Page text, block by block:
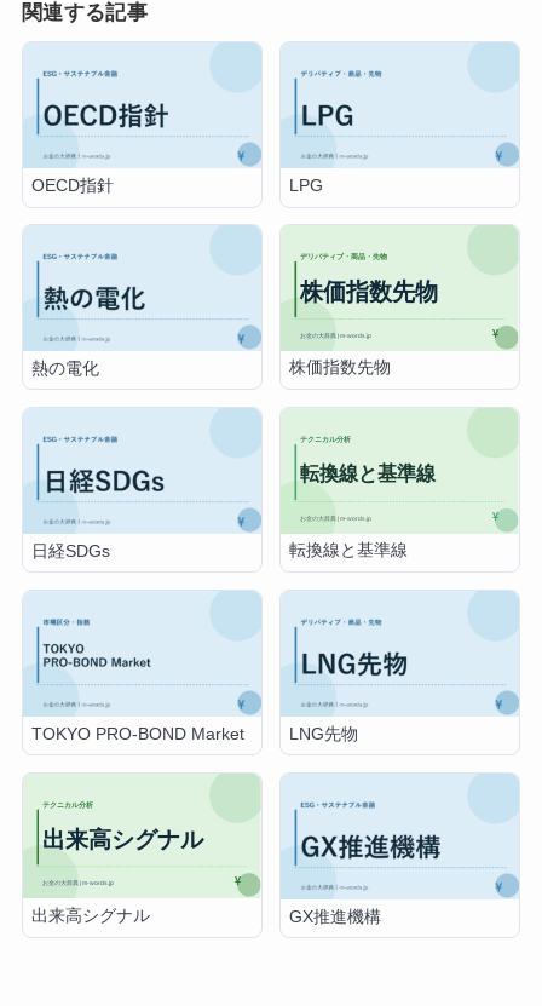
関連する記事
OECD指針 LPG
熱の電化 株価指数先物
日経SDGs 転換線と基準線
TOKYO PRO-BOND Market LNG先物
出来高シグナル GX推進機構